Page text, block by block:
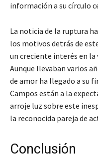
información a su círculo
La noticia de la ruptura
los motivos detrás de
un creciente interés en la
Aunque llevaban varios
de amor ha llegado a su
Campos están a la
arroje luz sobre este
la reconocida pareja de
Conclusión